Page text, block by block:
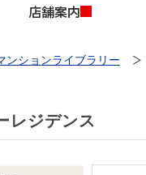
店舗案内
ンションライブラリー
レジデンス